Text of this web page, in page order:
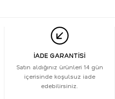
İADE GARANTİSİ
Satın aldığınız ürünleri 14 gün
içerisinde koşulsuz iade
edebilirsiniz.